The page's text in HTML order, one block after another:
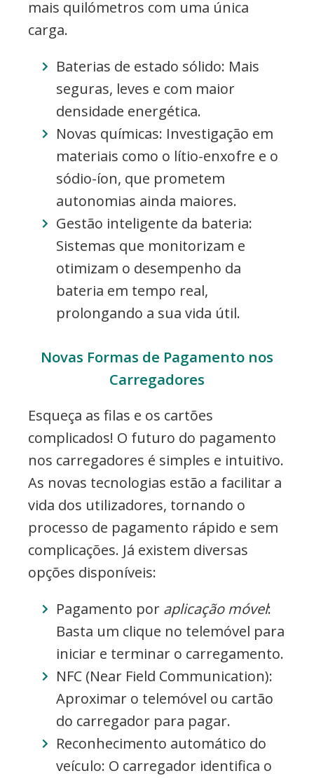
mais quilómetros com uma única
carga.
Baterias de estado sólido: Mais
seguras, leves e com maior
densidade energética.
Novas químicas: Investigação em
materiais como o lítio-enxofre e o
sódio-íon, que prometem
autonomias ainda maiores.
Gestão inteligente da bateria:
Sistemas que monitorizam e
otimizam o desempenho da
bateria em tempo real,
prolongando a sua vida útil.
Novas Formas de Pagamento nos
Carregadores
Esqueça as filas e os cartões
complicados! O futuro do pagamento
nos carregadores é simples e intuitivo.
As novas tecnologias estão a facilitar a
vida dos utilizadores, tornando o
processo de pagamento rápido e sem
complicações. Já existem diversas
opções disponíveis:
Pagamento por aplicação móvel:
Basta um clique no telemóvel para
iniciar e terminar o carregamento.
NFC (Near Field Communication):
Aproximar o telemóvel ou cartão
do carregador para pagar.
Reconhecimento automático do
veículo: O carregador identifica o